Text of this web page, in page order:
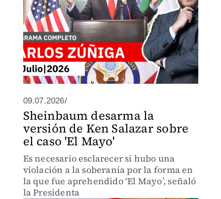
09.07.2026/
Sheinbaum desarma la
versión de Ken Salazar sobre
el caso 'El Mayo'
Es necesario esclarecer si hubo una
violación a la soberanía por la forma en
la que fue aprehendido ‘El Mayo’, señaló
la Presidenta